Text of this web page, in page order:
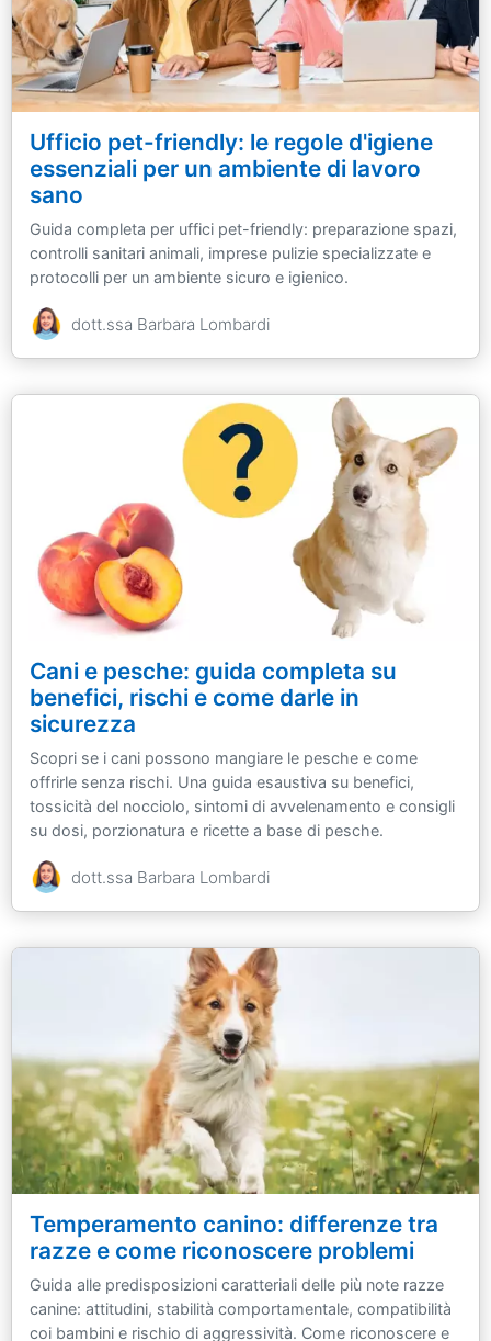
Ufficio pet-friendly: le regole d'igiene
essenziali per un ambiente di lavoro
sano
Guida completa per uffici pet-friendly: preparazione spazi,
controlli sanitari animali, imprese pulizie specializzate e
protocolli per un ambiente sicuro e igienico.
dott.ssa Barbara Lombardi
Cani e pesche: guida completa su
benefici, rischi e come darle in
sicurezza
Scopri se i cani possono mangiare le pesche e come
offrirle senza rischi. Una guida esaustiva su benefici,
tossicità del nocciolo, sintomi di avvelenamento e consigli
su dosi, porzionatura e ricette a base di pesche.
dott.ssa Barbara Lombardi
Temperamento canino: differenze tra
razze e come riconoscere problemi
Guida alle predisposizioni caratteriali delle più note razze
canine: attitudini, stabilità comportamentale, compatibilità
coi bambini e rischio di aggressività. Come riconoscere e